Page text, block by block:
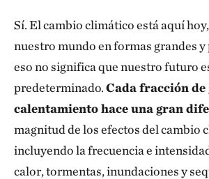
Sí. El cambio climático está aquí
nuestro mundo en formas grandes y
eso no significa que nuestro futuro
predeterminado.Cada fracción de
calentamiento hace una gran
magnitud de los efectos del cambio
incluyendo la frecuencia e
calor, tormentas, inundaciones y